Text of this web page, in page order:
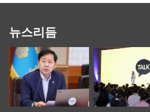
뉴스리듬